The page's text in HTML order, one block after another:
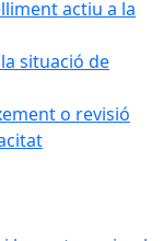
actiu a la
situació de
o revisió